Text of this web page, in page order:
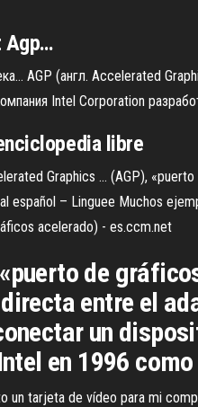
Agp…
AGP (англ. Accelerated
Intel Corporation
libre
Graphics ... (AGP),
– Linguee Muchos
acelerado) - es.ccm.net
de
entre el
un
en 1996
un tarjeta de vídeo para mi